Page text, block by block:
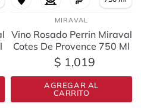
MIRAVAL
Vino Rosado Perrin Miraval
Cotes De Provence 750 Ml
$ 1,019
AGREGAR AL
CARRITO